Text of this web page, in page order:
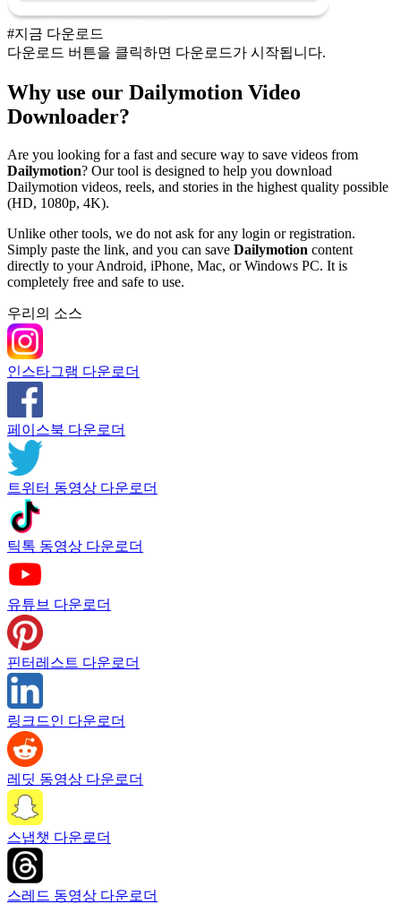
#지금 다운로드
다운로드 버튼을 클릭하면 다운로드가 시작됩니다.
Why use our Dailymotion Video
Downloader?
Are you looking for a fast and secure way to save videos from
Dailymotion? Our tool is designed to help you download
Dailymotion videos, reels, and stories in the highest quality possible
(HD, 1080p, 4K).
Unlike other tools, we do not ask for any login or registration.
Simply paste the link, and you can save Dailymotion content
directly to your Android, iPhone, Mac, or Windows PC. It is
completely free and safe to use.
우리의 소스
인스타그램 다운로더
페이스북 다운로더
트위터 동영상 다운로더
틱톡 동영상 다운로더
유튜브 다운로더
핀터레스트 다운로더
링크드인 다운로더
레딧 동영상 다운로더
스냅챗 다운로더
스레드 동영상 다운로더